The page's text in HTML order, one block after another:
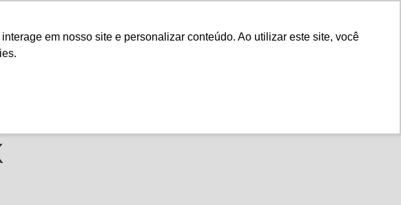
em nosso site e personalizar conteúdo. Ao utilizar este site, você